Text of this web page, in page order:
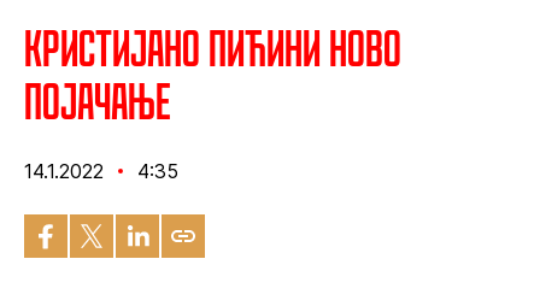
Кристијано Пићини ново
појачање
14.1.2022 4:35